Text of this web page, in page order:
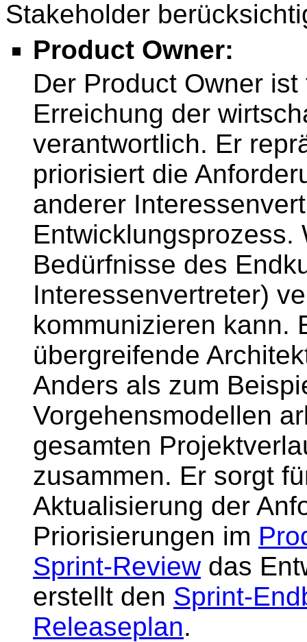
Stakeholder
Product Owner:
Der Product Owner
Erreichung der
verantwortlich. Er
priorisiert die
anderer
Entwicklungsprozess.
Bedürfnisse des
Interessenvertreter)
kommunizieren kann.
übergreifende
Anders als zum
Vorgehensmodellen
gesamten
zusammen. Er sorgt
Aktualisierung der
Priorisierungen im
Sprint-Reviewdas
erstellt den Sprint-
Releaseplan.